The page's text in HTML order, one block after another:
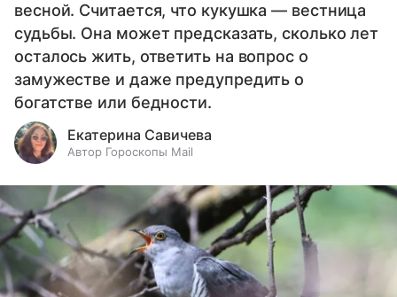
весной. Считается, что кукушка — вестница
судьбы. Она может предсказать, сколько лет
осталось жить, ответить на вопрос о
замужестве и даже предупредить о
богатстве или бедности.
Екатерина Савичева
Автор Гороскопы Mail